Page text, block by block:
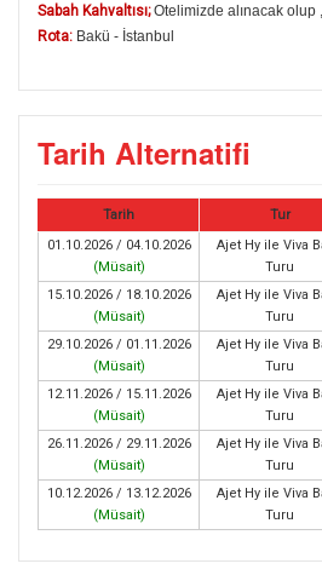
Sabah Kahvaltısı; Otelimizde alınacak olup
Rota: Bakü - İstanbul
Tarih Alternatifi
Tarih Tur
01.10.2026 / 04.10.2026
(Müsait)
Ajet Hy ile Viva
Turu
15.10.2026 / 18.10.2026
(Müsait)
Ajet Hy ile Viva
Turu
29.10.2026 / 01.11.2026
(Müsait)
Ajet Hy ile Viva
Turu
12.11.2026 / 15.11.2026
(Müsait)
Ajet Hy ile Viva
Turu
26.11.2026 / 29.11.2026
(Müsait)
Ajet Hy ile Viva
Turu
10.12.2026 / 13.12.2026
(Müsait)
Ajet Hy ile Viva
Turu